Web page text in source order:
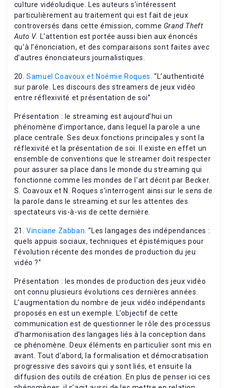
culture vidéoludique. Les auteurs s’intéressent
particulièrement au traitement qui est fait de jeux
controversés dans cette émission, comme Grand Theft
Auto V. L’attention est portée aussi bien aux énoncés
qu’à l’énonciation, et des comparaisons sont faites avec
d’autres énonciateurs journalistiques.
20.Samuel Coavoux et Noémie Roques . “L’authenticité
sur parole. Les discours des streamers de jeux vidéo
entre réflexivité et présentation de soi”
Présentation : le streaming est aujourd’hui un
phénomène d’importance, dans lequel la parole a une
place centrale. Ses deux fonctions principales y sont la
réflexivité et la présentation de soi. Il existe en effet un
ensemble de conventions que le streamer doit respecter
pour assurer sa place dans le monde du streaming qui
fonctionne comme les mondes de l’art décrit par Becker.
S. Coavoux et N. Roques s’interrogent ainsi sur le sens de
la parole dans le streaming et sur les attentes des
spectateurs vis-à-vis de cette dernière.
21.Vinciane Zabban . “Les langages des indépendances :
quels appuis sociaux, techniques et épistémiques pour
l’évolution récente des mondes de production du jeu
vidéo ?”
Présentation : les mondes de production des jeux vidéo
ont connu plusieurs évolutions ces dernières années.
L’augmentation du nombre de jeux vidéo indépendants
proposés en est un exemple. L’objectif de cette
communication est de questionner le rôle des processus
d’harmonisation des langages liés à la conception dans
ce phénomène. Deux éléments en particulier sont mis en
avant. Tout d’abord, la formalisation et démocratisation
progressive des savoirs qui y sont liés, et ensuite la
diffusion des outils de création. En plus de penser ici ces